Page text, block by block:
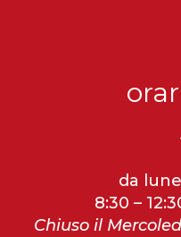
da
8:30 –
Chiuso il